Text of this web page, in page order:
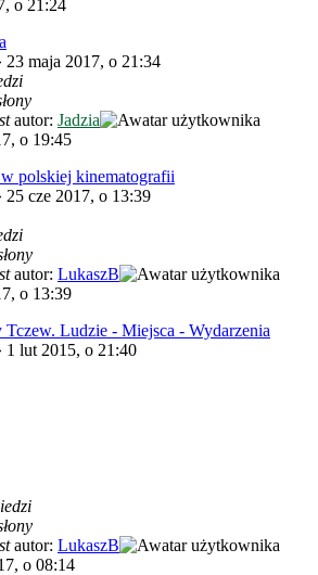
o 21:24
23 maja 2017, o 21:34
autor: Jadzia
o 19:45
polskiej kinematografii
25 cze 2017, o 13:39
autor: LukaszB
o 13:39
Ludzie - Miejsca - Wydarzenia
1 lut 2015, o 21:40
autor: LukaszB
o 08:14